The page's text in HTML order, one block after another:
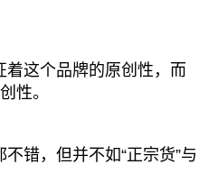
这个品牌的原创性，而
性。
错，但并不如“正宗货”与